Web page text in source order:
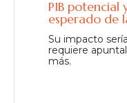
PIB potencial
esperado de
Su impacto
requiere
más.